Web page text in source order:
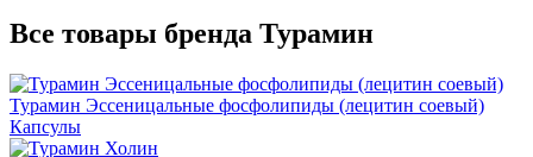
Все товары бренда Турамин
Турамин Эссеницальные фосфолипиды (лецитин соевый)
Капсулы